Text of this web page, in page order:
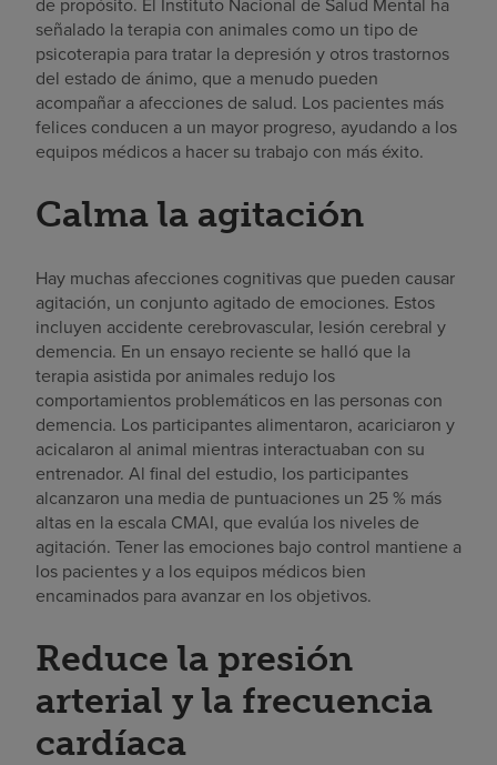
señalado la terapia con animales como un tipo de
psicoterapia para tratar la depresión y otros trastornos
del estado de ánimo, que a menudo pueden
acompañar a afecciones de salud. Los pacientes más
felices conducen a un mayor progreso, ayudando a los
equipos médicos a hacer su trabajo con más éxito.
Calma la agitación
Hay muchas afecciones cognitivas que pueden causar
agitación, un conjunto agitado de emociones. Estos
incluyen accidente cerebrovascular, lesión cerebral y
demencia. En un ensayo reciente se halló que la
terapia asistida por animales redujo los
comportamientos problemáticos en las personas con
demencia. Los participantes alimentaron, acariciaron y
acicalaron al animal mientras interactuaban con su
entrenador. Al final del estudio, los participantes
alcanzaron una media de puntuaciones un 25 % más
altas en la escala CMAI, que evalúa los niveles de
agitación. Tener las emociones bajo control mantiene a
los pacientes y a los equipos médicos bien
encaminados para avanzar en los objetivos.
Reduce la presión
arterial y la frecuencia
cardíaca